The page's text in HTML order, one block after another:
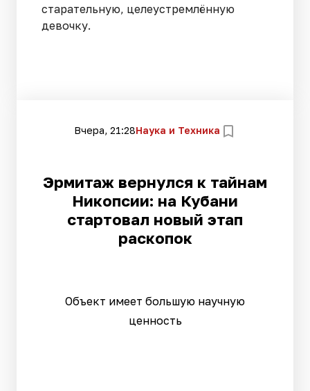
старательную, целеустремлённую
девочку.
Вчера, 21:28Наука и Техника
Эрмитаж вернулся к тайнам
Никопсии: на Кубани
стартовал новый этап
раскопок
Объект имеет большую научную
ценность